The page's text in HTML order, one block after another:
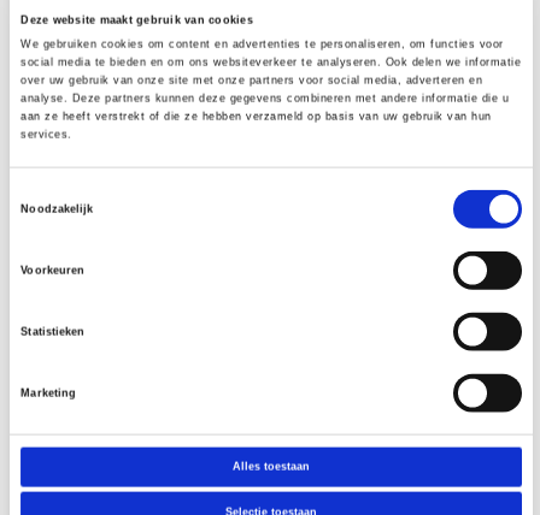
Deze website maakt gebruik van cookies
We gebruiken cookies om content en advertenties te personaliseren, om functies voor
social media te bieden en om ons websiteverkeer te analyseren. Ook delen we informatie
over uw gebruik van onze site met onze partners voor social media, adverteren en
analyse. Deze partners kunnen deze gegevens combineren met andere informatie die u
aan ze heeft verstrekt of die ze hebben verzameld op basis van uw gebruik van hun
services.
Noodzakelijk
Voorkeuren
Statistieken
Marketing
Alles toestaan
Selectie toestaan
zijn niet alleen geschikt voor op
het strand. Deze handige
strandstoelen zonder rugleuning
zijn ook perfect te gebruiken als
extra zitplaatsen op terrassen, bij
jouw bedrijfslogo en ze trekken
direct de aandacht. Je kunt de
belastbaar tot ca. 110 kg
maten uitgeklapt (h x b x d):
hout uit duurzaam beheerde
TÜV- en GS-gecontroleerd
drie verschillende zit- en
overtrek van 300 g Mesh